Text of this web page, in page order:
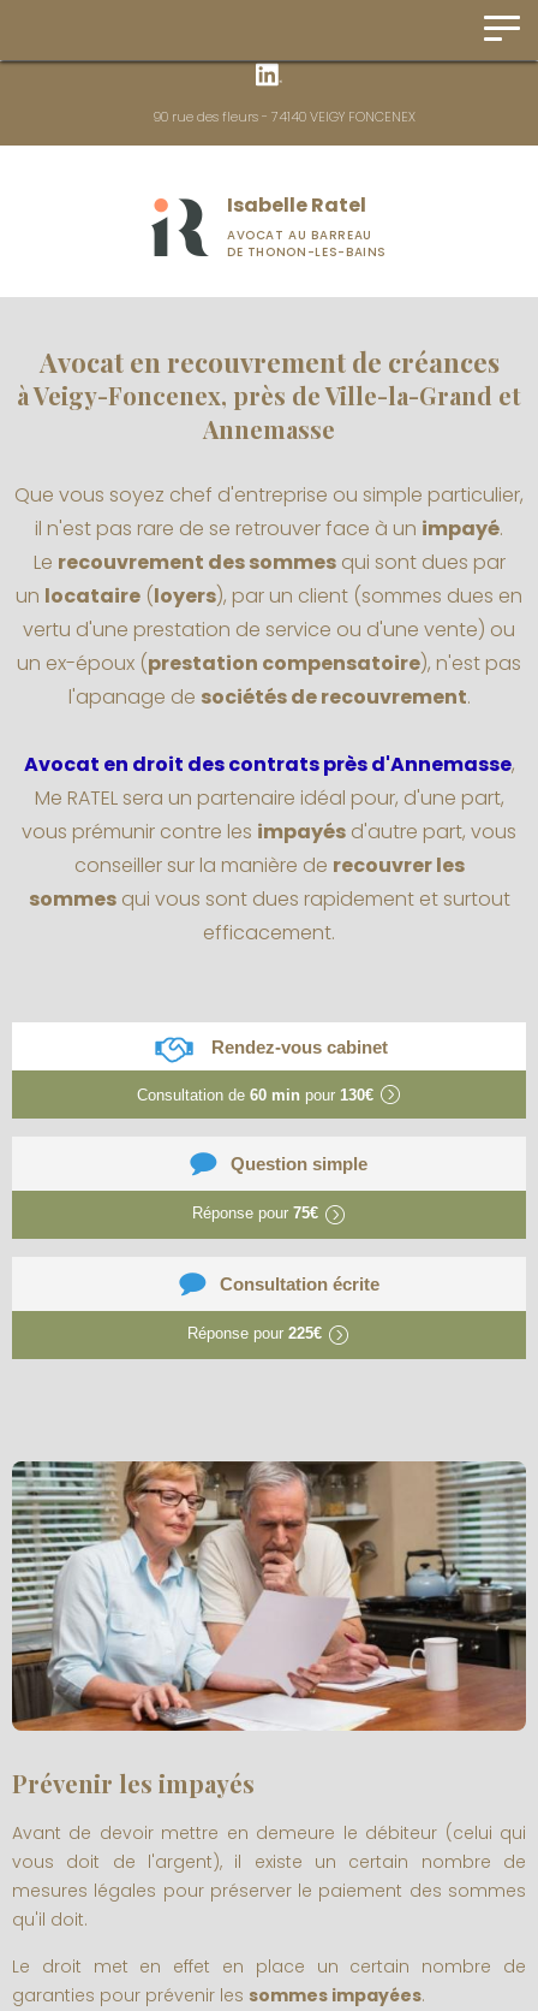
90 rue des fleurs - 74140 VEIGY FONCENEX
Isabelle Ratel
AVOCAT AU BARREAU
DE THONON-LES-BAINS
Avocat en recouvrement de créances
à Veigy-Foncenex, près de Ville-la-Grand et
Annemasse
Que vous soyez chef d'entreprise ou simple particulier,
il n'est pas rare de se retrouver face à un impayé.
Le recouvrement des sommesqui sont dues par
un locataire (loyers), par un client (sommes dues en
vertu d'une prestation de service ou d'une vente) ou
un ex-époux (prestation compensatoire), n'est pas
l'apanage de sociétés de recouvrement.
Avocat en droit des contrats près d'Annemasse,
Me RATEL sera un partenaire idéal pour, d'une part,
vous prémunir contre les impayés d'autre part, vous
conseiller sur la manière de recouvrer les
sommesqui vous sont dues rapidement et surtout
efficacement.
Rendez-vous cabinet
Consultation de 60 min pour 130€
Question simple
Réponse pour 75€
Consultation écrite
Réponse pour 225€
Prévenir les impayés
Avant de devoir mettre en demeure le débiteur (celui qui
vous doit de l'argent), il existe un certain nombre de
mesures légales pour préserver le paiement des sommes
qu'il doit.
Le droit met en effet en place un certain nombre de
garanties pour prévenir les sommes impayées.